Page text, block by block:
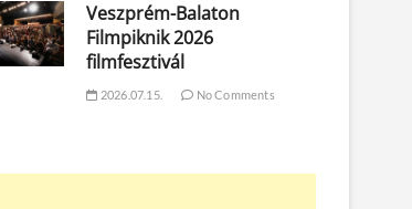
Veszprém-Balaton
Filmpiknik 2026
filmfesztivál
2026.07.15. No Comments